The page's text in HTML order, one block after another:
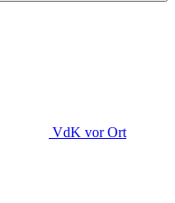
VdK vor Ort